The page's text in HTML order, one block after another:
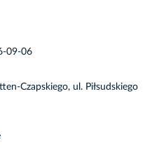
09-06
Czapskiego, ul. Piłsudskiego